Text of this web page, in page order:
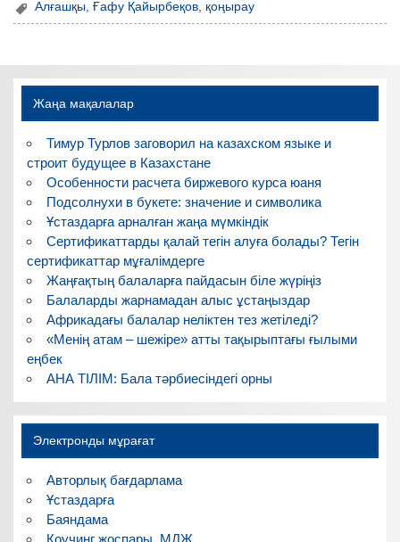
Алғашқы,Ғафу Қайырбеқов, қоңырау
Жаңа мақалалар
Тимур Турлов заговорил на казахском языке и
строит будущее в Казахстане
Особенности расчета биржевого курса юаня
Подсолнухи в букете: значение и символика
Ұстаздарға арналған жаңа мүмкіндік
Сертификаттарды қалай тегін алуға болады? Тегін
сертификаттар мұғалімдерге
Жаңғақтың балаларға пайдасын біле жүріңіз
Балаларды жарнамадан алыс ұстаңыздар
Африкадағы балалар неліктен тез жетіледі?
«Менің атам – шежіре» атты тақырыптағы ғылыми
еңбек
АНА ТІЛІМ: Бала тәрбиесіндегі орны
Электронды мұрағат
Авторлық бағдарлама
Ұстаздарға
Баяндама
Коучинг жоспары, МДЖ